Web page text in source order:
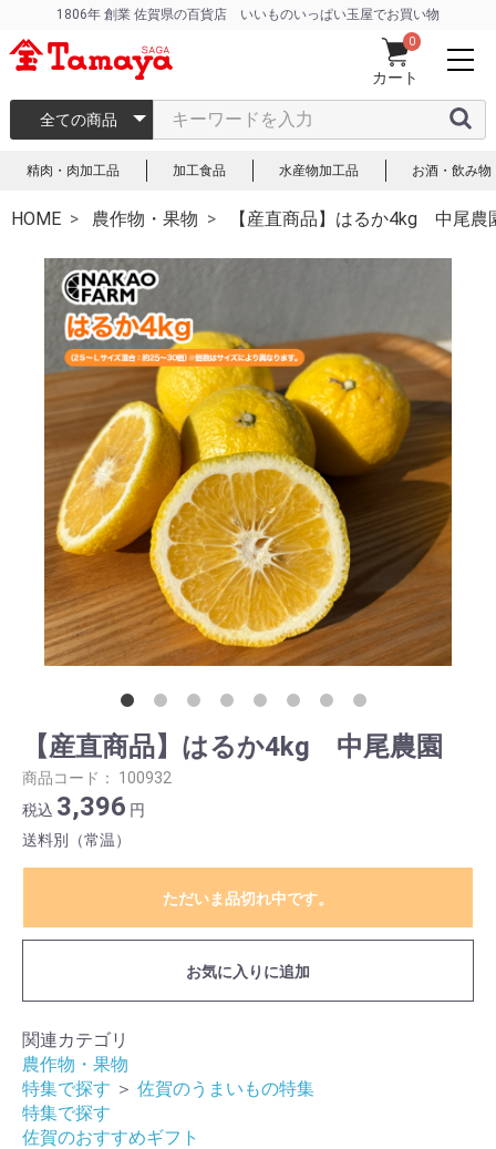
1806年 創業 佐賀県の百貨店 いいものいっぱい玉屋でお買い物
カート
0
全ての商品
精肉・肉加工品 加工食品 水産物加工品 お酒・飲み物
HOME 農作物・果物 【産直商品】はるか4kg 中尾農
【産直商品】はるか4kg 中尾農園
商品コード： 100932
税込 3,396 円
送料別（常温）
ただいま品切れ中です。
お気に入りに追加
関連カテゴリ
農作物・果物
特集で探す ＞ 佐賀のうまいもの特集
特集で探す
佐賀のおすすめギフト